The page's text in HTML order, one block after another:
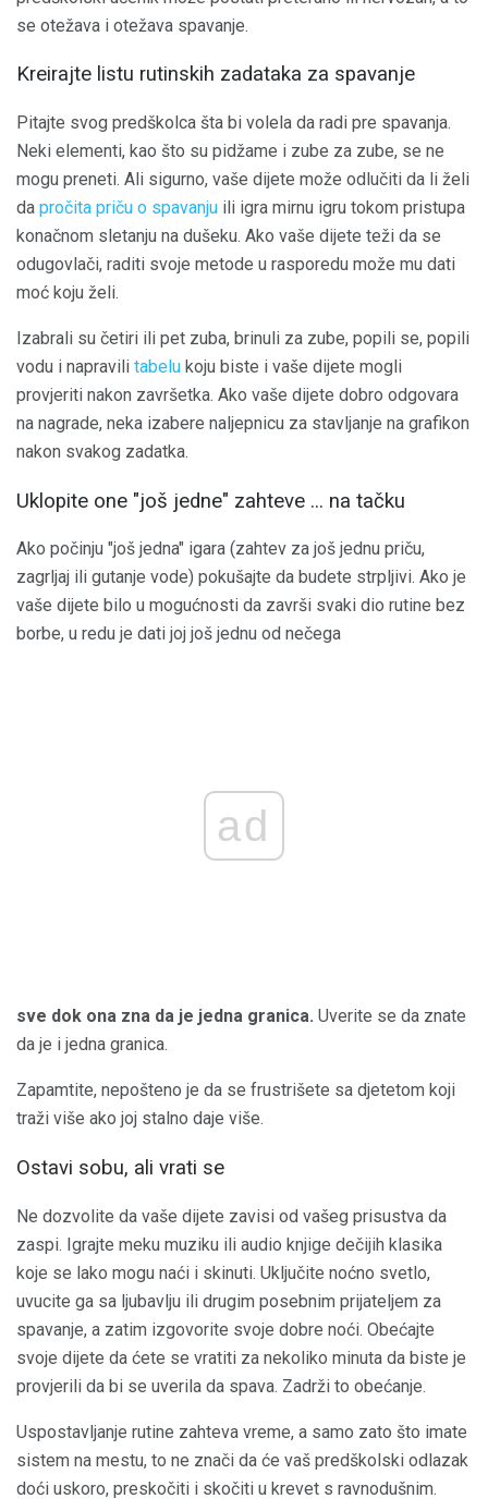
se otežava i otežava spavanje.
Kreirajte listu rutinskih zadataka za spavanje
Pitajte svog predškolca šta bi volela da radi pre spavanja.
Neki elementi, kao što su pidžame i zube za zube, se ne
mogu preneti. Ali sigurno, vaše dijete može odlučiti da li želi
da pročita priču o spavanju ili igra mirnu igru ​​tokom pristupa
konačnom sletanju na dušeku. Ako vaše dijete teži da se
odugovlači, raditi svoje metode u rasporedu može mu dati
moć koju želi.
Izabrali su četiri ili pet zuba, brinuli za zube, popili se, popili
vodu i napravili tabelu koju biste i vaše dijete mogli
provjeriti nakon završetka. Ako vaše dijete dobro odgovara
na nagrade, neka izabere naljepnicu za stavljanje na grafikon
nakon svakog zadatka.
Uklopite one "još jedne" zahteve ... na tačku
Ako počinju "još jedna" igara (zahtev za još jednu priču,
zagrljaj ili gutanje vode) pokušajte da budete strpljivi. Ako je
vaše dijete bilo u mogućnosti da završi svaki dio rutine bez
borbe, u redu je dati joj još jednu od nečega
ad
sve dok ona zna da je jedna granica. Uverite se da znate
da je i jedna granica.
Zapamtite, nepošteno je da se frustrišete sa djetetom koji
traži više ako joj stalno daje više.
Ostavi sobu, ali vrati se
Ne dozvolite da vaše dijete zavisi od vašeg prisustva da
zaspi. Igrajte meku muziku ili audio knjige dečijih klasika
koje se lako mogu naći i skinuti. Uključite noćno svetlo,
uvucite ga sa ljubavlju ili drugim posebnim prijateljem za
spavanje, a zatim izgovorite svoje dobre noći. Obećajte
svoje dijete da ćete se vratiti za nekoliko minuta da biste je
provjerili da bi se uverila da spava. Zadrži to obećanje.
Uspostavljanje rutine zahteva vreme, a samo zato što imate
sistem na mestu, to ne znači da će vaš predškolski odlazak
doći uskoro, preskočiti i skočiti u krevet s ravnodušnim.